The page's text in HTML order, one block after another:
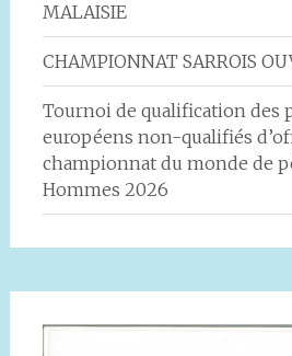
MALAISIE
CHAMPIONNAT SARROIS
Tournoi de qualification des
européens non-qualifiés
championnat du monde de
Hommes 2026